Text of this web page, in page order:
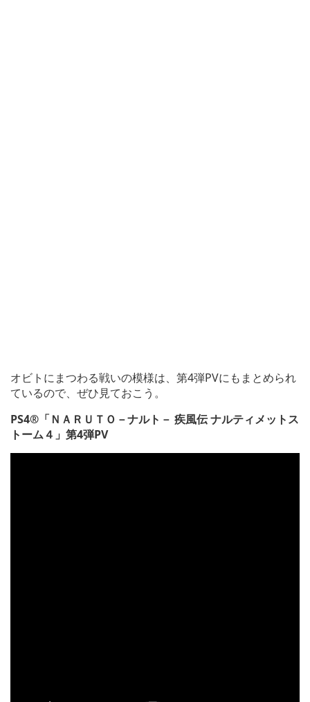
オビトにまつわる戦いの模様は、第4弾PVにもまとめられ
ているので、ぜひ見ておこう。
PS4® 「ＮＡＲＵＴＯ－ナルト－ 疾風伝 ナルティメットス
トーム４」第4弾PV